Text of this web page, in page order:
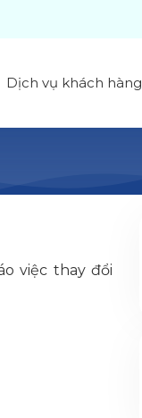
Dịch vụ khách hàng
việc thay đổi